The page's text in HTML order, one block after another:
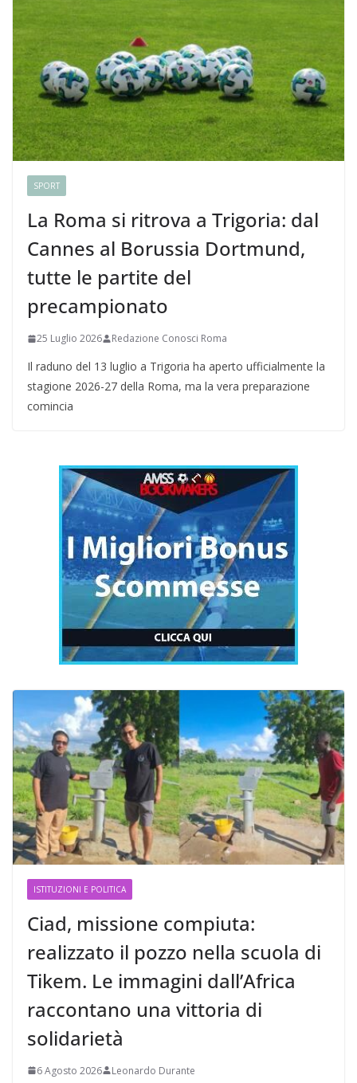
SPORT
La Roma si ritrova a Trigoria: dal
Cannes al Borussia Dortmund,
tutte le partite del
precampionato
25 Luglio 2026 Redazione Conosci Roma
Il raduno del 13 luglio a Trigoria ha aperto ufficialmente la
stagione 2026-27 della Roma, ma la vera preparazione
comincia
ISTITUZIONI E POLITICA
Ciad, missione compiuta:
realizzato il pozzo nella scuola di
Tikem. Le immagini dall’Africa
raccontano una vittoria di
solidarietà
6 Agosto 2026 Leonardo Durante